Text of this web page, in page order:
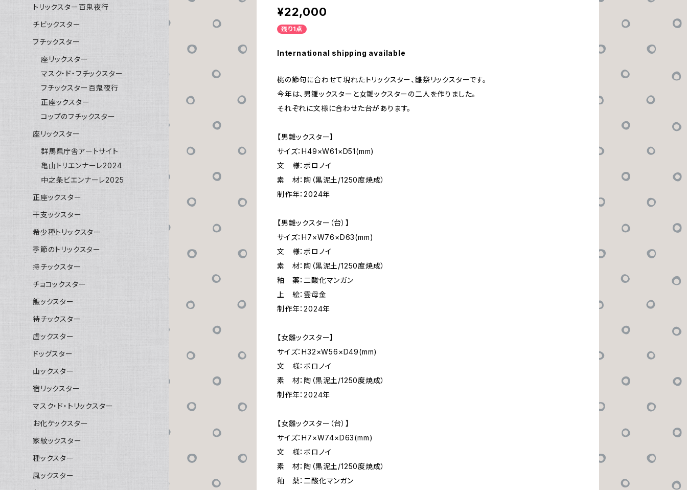
¥22,000
残り1点
International shipping available
桃の節句に合わせて現れたトリックスター、雛祭リックスターです。
今年は、男雛ックスターと女雛ックスターの二人を作りました。
それぞれに文様に合わせた台があります。
【男雛ックスター】
サイズ：H49×W61×D51(mm)
文 様：ボロノイ
素 材：陶（黒泥土/1250度焼成）
制作年：2024年
【男雛ックスター（台）】
サイズ：H7×W76×D63(mm)
文 様：ボロノイ
素 材：陶（黒泥土/1250度焼成）
釉 薬：二酸化マンガン
上 絵：雲母金
制作年：2024年
【女雛ックスター】
サイズ：H32×W56×D49(mm)
文 様：ボロノイ
素 材：陶（黒泥土/1250度焼成）
制作年：2024年
【女雛ックスター（台）】
サイズ：H7×W74×D63(mm)
文 様：ボロノイ
素 材：陶（黒泥土/1250度焼成）
釉 薬：二酸化マンガン
トリックスター百鬼夜行
チビックスター
フチックスター
座リックスター
マスク・ド・フチックスター
フチックスター百鬼夜行
正座ックスター
コップのフチックスター
座リックスター
群馬県庁舎アートサイト
亀山トリエンナーレ2024
中之条ビエンナーレ2025
正座ックスター
干支ックスター
希少種トリックスター
季節のトリックスター
持チックスター
チョコックスター
飯ックスター
待チックスター
虚ックスター
ドッグスター
山ックスター
宿リックスター
マスク・ド・トリックスター
お化ケックスター
家紋ックスター
種ックスター
風ックスター